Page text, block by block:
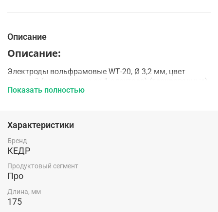
Описание
Описание:
Электроды вольфрамовые WТ-20, Ø 3,2 мм, цвет
красный (цена указана за 1 электрод) (торированные)
предназначены для сварки углеродистых,
При изменении угла заточки электрода можно
повысить свариваемость разных толщин металлов.
Россия — родина бренда.
Особенности:
Сварка постоянным током DC
Показать полностью
Характеристики
Бренд
КЕДР
Продуктовый сегмент
Про
Длина, мм
175